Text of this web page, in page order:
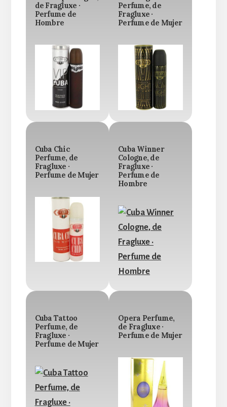
de Fragluxe ·
Perfume de
Hombre
Perfume, de
Fragluxe ·
Perfume de Mujer
Cuba Chic
Perfume, de
Fragluxe ·
Perfume de Mujer
Cuba Winner
Cologne, de
Fragluxe ·
Perfume de
Hombre
Cuba Tattoo
Perfume, de
Fragluxe ·
Perfume de Mujer
Opera Perfume,
de Fragluxe ·
Perfume de Mujer